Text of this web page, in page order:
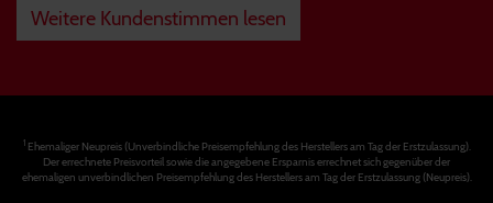
Weitere Kundenstimmen lesen
1Ehemaliger Neupreis (Unverbindliche Preisempfehlung des Herstellers am Tag der Erstzulassung).
Der errechnete Preisvorteil sowie die angegebene Ersparnis errechnet sich gegenüber der
ehemaligen unverbindlichen Preisempfehlung des Herstellers am Tag der Erstzulassung (Neupreis).